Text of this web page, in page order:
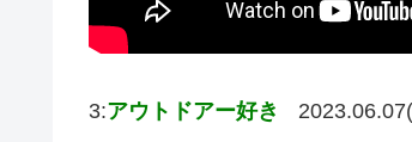
3:アウトドアー好き